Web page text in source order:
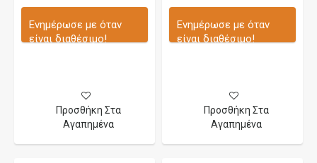
Ενημέρωσε με όταν
είναι διαθέσιμο!
Προσθήκη Στα
Αγαπημένα
Ενημέρωσε με όταν
είναι διαθέσιμο!
Προσθήκη Στα
Αγαπημένα